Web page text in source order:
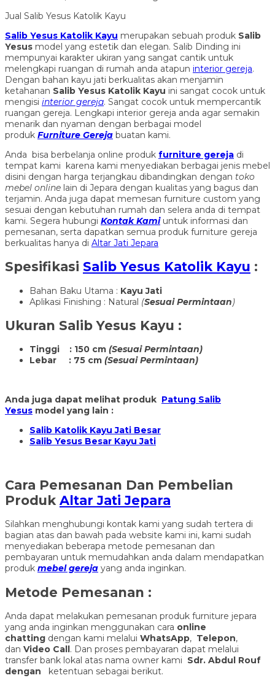
Jual Salib Yesus Katolik Kayu
Salib Yesus Katolik Kayu merupakan sebuah produk Salib
Yesus model yang estetik dan elegan. Salib Dinding ini
mempunyai karakter ukiran yang sangat cantik untuk
melengkapi ruangan di rumah anda atapun interior gereja.
Dengan bahan kayu jati berkualitas akan menjamin
ketahanan Salib Yesus Katolik Kayu ini sangat cocok untuk
mengisi interior gereja. Sangat cocok untuk mempercantik
ruangan gereja. Lengkapi interior gereja anda agar semakin
menarik dan nyaman dengan berbagai model
produk Furniture Gereja buatan kami.
Anda bisa berbelanja online produk furniture gereja di
tempat kami karena kami menyediakan berbagai jenis mebel
disini dengan harga terjangkau dibandingkan dengan toko
mebel online lain di Jepara dengan kualitas yang bagus dan
terjamin. Anda juga dapat memesan furniture custom yang
sesuai dengan kebutuhan rumah dan selera anda di tempat
kami. Segera hubungi Kontak Kamiuntuk informasi dan
pemesanan, serta dapatkan semua produk furniture gereja
berkualitas hanya di Altar Jati Jepara
Spesifikasi Salib Yesus Katolik Kayu :
Bahan Baku Utama : Kayu Jati
Aplikasi Finishing : Natural (Sesuai Permintaan)
Ukuran Salib Yesus Kayu :
Tinggi : 150 cm (Sesuai Permintaan)
Lebar : 75 cm (Sesuai Permintaan)
Anda juga dapat melihat produk Patung Salib
Yesus model yang lain :
Salib Katolik Kayu Jati Besar
Salib Yesus Besar Kayu Jati
Cara Pemesanan Dan Pembelian
Produk Altar Jati Jepara
Silahkan menghubungi kontak kami yang sudah tertera di
bagian atas dan bawah pada website kami ini, kami sudah
menyediakan beberapa metode pemesanan dan
pembayaran untuk memudahkan anda dalam mendapatkan
produk mebel gereja yang anda inginkan.
Metode Pemesanan :
Anda dapat melakukan pemesanan produk furniture jepara
yang anda inginkan menggunakan cara online
chatting dengan kami melalui WhatsApp, Telepon,
dan Video Call. Dan proses pembayaran dapat melalui
transfer bank lokal atas nama owner kami Sdr. Abdul Rouf
dengan ketentuan sebagai berikut.